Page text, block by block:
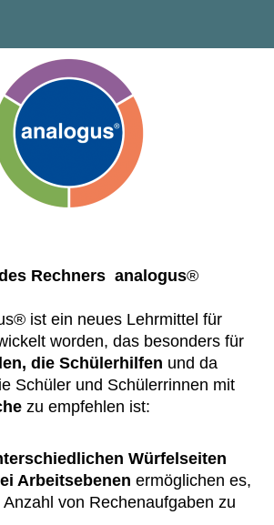
Rechners analogus®
® ist ein neues Lehrmittel für
worden, das besonders für
die Schülerhilfen und da
Schüler und Schülerrinnen mit
zu empfehlen ist:
Würfelseiten
Arbeitsebenen ermöglichen es,
von Rechenaufgaben zu